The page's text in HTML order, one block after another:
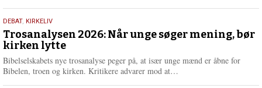
e
2.
juni
2026
DEBAT, KIRKELIV
Trosanalysen 2026: Når unge søger mening, bør
kirken lytte
Bibelselskabets nye trosanalyse peger på, at især unge mænd er åbne for
Bibelen, troen og kirken. Kritikere advarer mod at…